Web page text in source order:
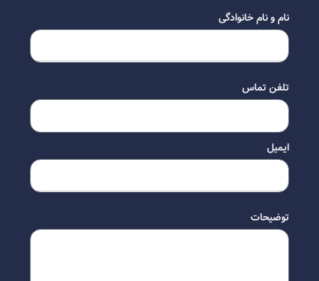
نام و نام خانوادگی
تلفن تماس
ایمیل
توضیحات